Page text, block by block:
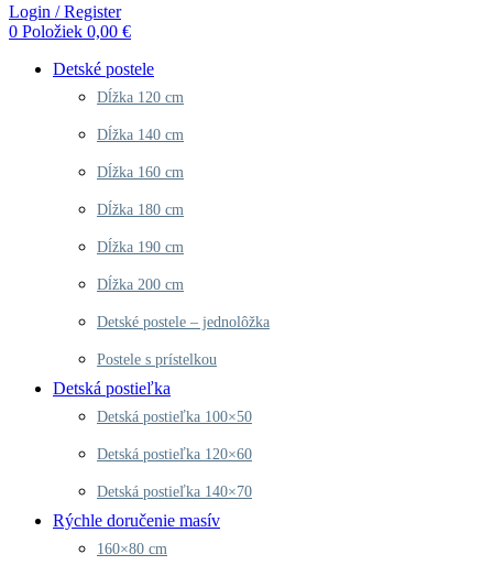
Login / Register
0 Položiek 0,00 €
Detské postele
Dĺžka 120 cm
Dĺžka 140 cm
Dĺžka 160 cm
Dĺžka 180 cm
Dĺžka 190 cm
Dĺžka 200 cm
Detské postele – jednolôžka
Postele s prístelkou
Detská postieľka
Detská postieľka 100×50
Detská postieľka 120×60
Detská postieľka 140×70
Rýchle doručenie masív
160×80 cm